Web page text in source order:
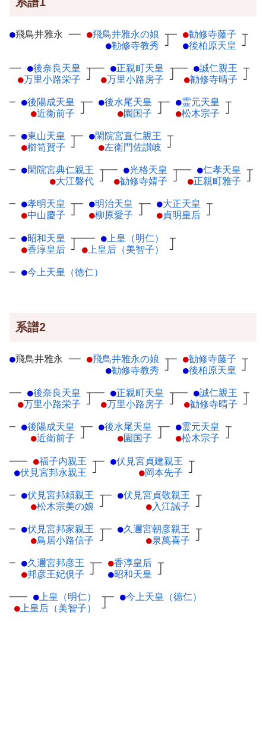
●飛鳥井雅永 ── ●飛鳥井雅永の娘 ┬
●勧修寺教秀 ┘
─ ●勧修寺藤子 ┬
●後柏原天皇 ┘
── ●後奈良天皇 ┬
●万里小路栄子 ┘
── ●正親町天皇 ┬
●万里小路房子 ┘
── ●誠仁親王 ┬
●勧修寺晴子 ┘
─ ●後陽成天皇 ┬
●近衛前子 ┘
─ ●後水尾天皇 ┬
●園国子 ┘
─ ●霊元天皇 ┬
●松木宗子 ┘
─ ●東山天皇 ┬
●櫛笥賀子 ┘
─ ●閑院宮直仁親王 ┬
●左衛門佐讃岐 ┘
─ ●閑院宮典仁親王 ┬
●大江磐代 ┘
── ●光格天皇 ┬
●勧修寺婧子 ┘
── ●仁孝天皇 ┬
●正親町雅子 ┘
─ ●孝明天皇 ┬
●中山慶子 ┘
─ ●明治天皇 ┬
●柳原愛子 ┘
─ ●大正天皇 ┬
●貞明皇后 ┘
─ ●昭和天皇 ┬
●香淳皇后 ┘
─── ● 上皇（明仁）
┬
● 上皇后（美智子） ┘
─ ●今上天皇（徳仁）
系譜2
●飛鳥井雅永 ── ●飛鳥井雅永の娘 ┬
●勧修寺教秀 ┘
─ ●勧修寺藤子 ┬
●後柏原天皇 ┘
── ●後奈良天皇 ┬
●万里小路栄子 ┘
── ●正親町天皇 ┬
●万里小路房子 ┘
── ●誠仁親王 ┬
●勧修寺晴子 ┘
─ ●後陽成天皇 ┬
●近衛前子 ┘
─ ●後水尾天皇 ┬
●園国子 ┘
─ ●霊元天皇 ┬
●松木宗子 ┘
─── ●福子内親王 ┬
●伏見宮邦永親王 ┘
─ ●伏見宮貞建親王 ┬
●岡本先子 ┘
─ ●伏見宮邦頼親王 ┬
●松木宗美の娘 ┘
─ ●伏見宮貞敬親王 ┬
●入江誠子 ┘
─ ●伏見宮邦家親王 ┬
●鳥居小路信子 ┘
─ ●久邇宮朝彦親王 ┬
●泉萬喜子 ┘
─ ●久邇宮邦彦王 ┬
●邦彦王妃俔子 ┘
─ ●香淳皇后 ┬
●昭和天皇 ┘
─── ●上皇（明仁）
┬
●上皇后（美智子） ┘
─ ●今上天皇（徳仁）